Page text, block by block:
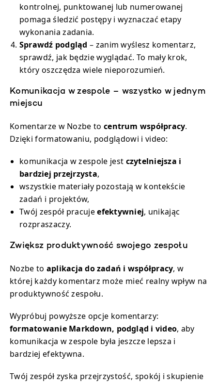
kontrolnej, punktowanej lub numerowanej
pomaga śledzić postępy i wyznaczać etapy
wykonania zadania.
Sprawdź podgląd – zanim wyślesz komentarz,
sprawdź, jak będzie wyglądać. To mały krok,
który oszczędza wiele nieporozumień.
Komunikacja w zespole – wszystko w jednym
miejscu
Komentarze w Nozbe tocentrum współpracy.
Dzięki formatowaniu, podglądowi i video:
komunikacja w zespole jest czytelniejsza i
bardziej przejrzysta,
wszystkie materiały pozostają w kontekście
zadań i projektów,
Twój zespół pracujeefektywniej, unikając
rozpraszaczy.
Zwiększ produktywność swojego zespołu
Nozbe to aplikacja do zadań i współpracy, w
której każdy komentarz może mieć realny wpływ na
produktywność zespołu.
Wypróbuj powyższe opcje komentarzy:
formatowanie Markdown, podgląd i video, aby
komunikacja w zespole była jeszcze lepsza i
bardziej efektywna.
Twój zespół zyska przejrzystość, spokój i skupienie